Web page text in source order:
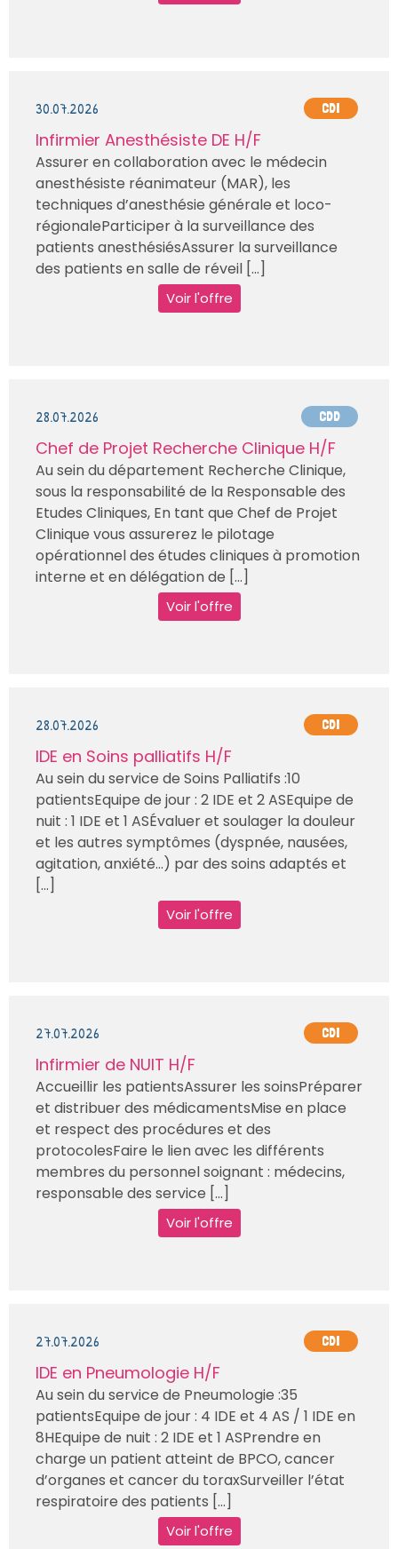
30.07.2026 CDI
Infirmier Anesthésiste DE H/F
Assurer en collaboration avec le médecin
anesthésiste réanimateur (MAR), les
techniques d’anesthésie générale et loco-
régionaleParticiper à la surveillance des
patients anesthésiésAssurer la surveillance
des patients en salle de réveil [...]
Voir l'offre
28.07.2026 CDD
Chef de Projet Recherche Clinique H/F
Au sein du département Recherche Clinique,
sous la responsabilité de la Responsable des
Etudes Cliniques, En tant que Chef de Projet
Clinique vous assurerez le pilotage
opérationnel des études cliniques à promotion
interne et en délégation de [...]
Voir l'offre
28.07.2026 CDI
IDE en Soins palliatifs H/F
Au sein du service de Soins Palliatifs :10
patientsEquipe de jour : 2 IDE et 2 ASEquipe de
nuit : 1 IDE et 1 ASÉvaluer et soulager la douleur
et les autres symptômes (dyspnée, nausées,
agitation, anxiété…) par des soins adaptés et
[...]
Voir l'offre
27.07.2026 CDI
Infirmier de NUIT H/F
Accueillir les patientsAssurer les soinsPréparer
et distribuer des médicamentsMise en place
et respect des procédures et des
protocolesFaire le lien avec les différents
membres du personnel soignant : médecins,
responsable des service [...]
Voir l'offre
27.07.2026 CDI
IDE en Pneumologie H/F
Au sein du service de Pneumologie :35
patientsEquipe de jour : 4 IDE et 4 AS / 1 IDE en
8HEquipe de nuit : 2 IDE et 1 ASPrendre en
charge un patient atteint de BPCO, cancer
d’organes et cancer du toraxSurveiller l’état
respiratoire des patients [...]
Voir l'offre